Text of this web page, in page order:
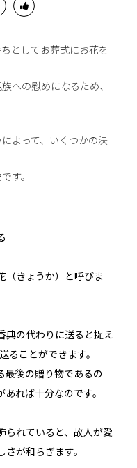
としてお葬式にお花を
への慰めになるため、
よって、いくつかの決
す。
（きょうか）と呼びま
典の代わりに送ると捉え
ることができます。
最後の贈り物であるの
れば十分なのです。
られていると、故人が愛
が和らぎます。